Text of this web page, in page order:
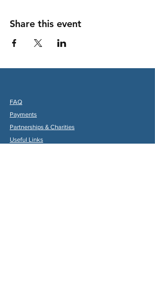
Share this event
FAQ
Payments
Partnerships & Charities
Useful Links